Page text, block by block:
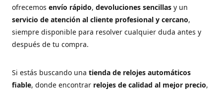
ofrecemos envío rápido, devoluciones sencillas y un
servicio de atención al cliente profesional y cercano,
siempre disponible para resolver cualquier duda antes y
después de tu compra.
Si estás buscando una tienda de relojes automáticos
fiable, donde encontrar relojes de calidad al mejor precio,